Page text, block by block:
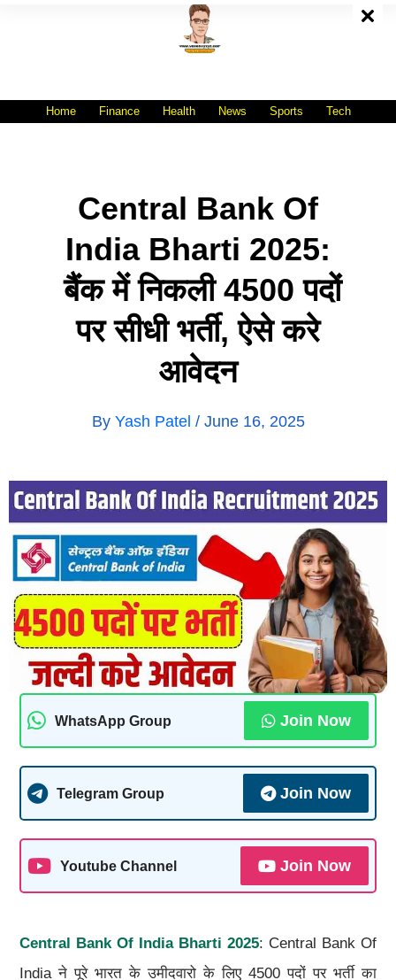
Home Finance Health News Sports Tech
Central Bank Of
India Bharti 2025:
बैंक में निकली 4500 पदों
पर सीधी भर्ती, ऐसे करे
आवेदन
By Yash Patel / June 16, 2025
WhatsApp Group Join Now
Telegram Group Join Now
Youtube Channel Join Now
Central Bank Of India Bharti 2025: Central Bank Of
India ने पूरे भारत के उमीदवारो के लिए 4500 पदों पर भर्ती का